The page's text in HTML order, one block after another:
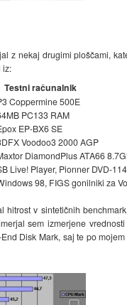
z nekaj drugimi ploščami,
iz:
Testni računalnik
Coppermine 500E
PC133 RAM
EP-BX6 SE
Voodoo3 2000 AGP
DiamondPlus ATA66
Live! Player, Pionner DVD-
98, FIGS gonilniki za
hitrost v sintetičnih
sem izmerjene
Disk Mark, saj te po